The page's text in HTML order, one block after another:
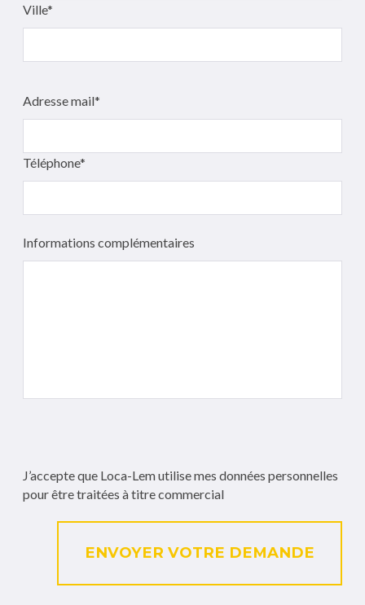
Ville*
Adresse mail*
Téléphone*
Informations complémentaires
J’accepte que Loca-Lem utilise mes données personnelles
pour être traitées à titre commercial
ENVOYER VOTRE DEMANDE